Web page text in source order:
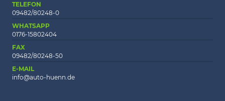
TELEFON
09482/80248-0
WHATSAPP
0176-15802404
FAX
09482/80248-50
E-MAIL
info@auto-huenn.de